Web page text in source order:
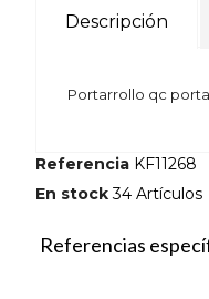
Descripción
Portarrollo qc
Referencia KF11268
En stock 34 Artículos
Referencias